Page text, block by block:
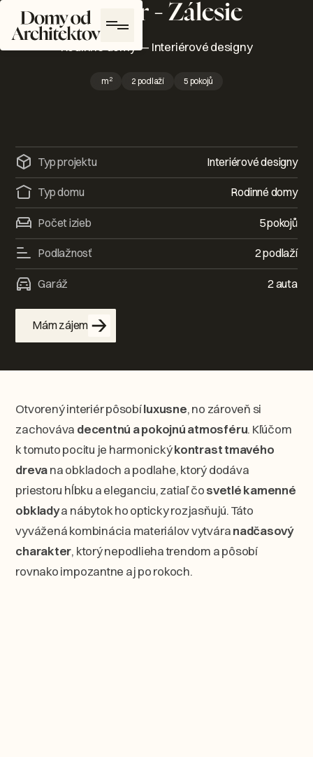
Domy od architektů Logointeriér - Zálesie
— Interiérové designy
m2 2 podlaží 5 pokojů
Typ projektu Interiérové designy
Typ domu Rodinné domy
Počet izieb 5 pokojů
Podlažnosť 2 podlaží
Garáž 2 auta
Mám zájem
Otvorený interiér pôsobíluxusne, no zároveň si
zachováva decentnú a pokojnú atmosféru. Kľúčom
k tomuto pocitu je harmonickýkontrast tmavého
drevana obkladoch a podlahe, ktorý dodáva
priestoru hĺbku a eleganciu, zatiaľ čosvetlé kamenné
obkladya nábytok ho opticky rozjasňujú. Táto
vyvážená kombinácia materiálov vytváranadčasový
charakter, ktorý nepodlieha trendom a pôsobí
rovnako impozantne aj po rokoch.